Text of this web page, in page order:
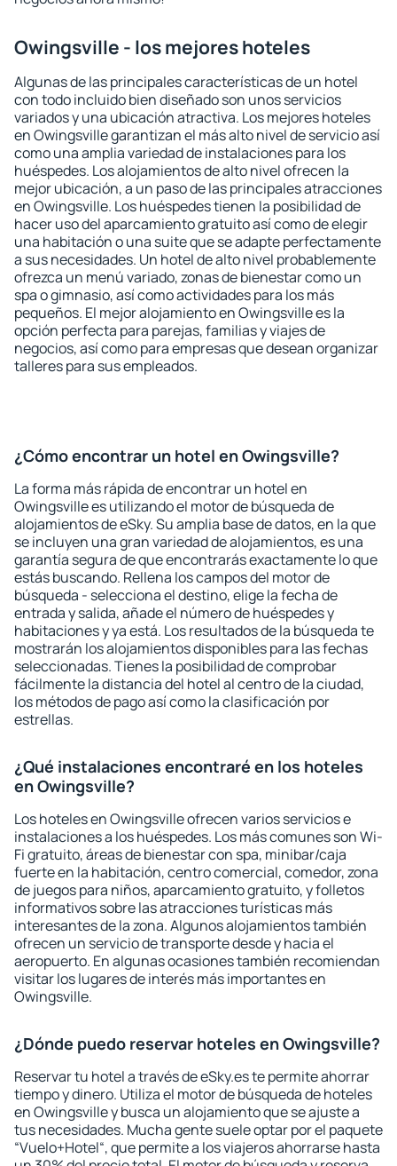
Owingsville - los mejores hoteles
Algunas de las principales características de un hotel
con todo incluido bien diseñado son unos servicios
variados y una ubicación atractiva. Los mejores hoteles
en Owingsville garantizan el más alto nivel de servicio así
como una amplia variedad de instalaciones para los
huéspedes. Los alojamientos de alto nivel ofrecen la
mejor ubicación, a un paso de las principales atracciones
en Owingsville. Los huéspedes tienen la posibilidad de
hacer uso del aparcamiento gratuito así como de elegir
una habitación o una suite que se adapte perfectamente
a sus necesidades. Un hotel de alto nivel probablemente
ofrezca un menú variado, zonas de bienestar como un
spa o gimnasio, así como actividades para los más
pequeños. El mejor alojamiento en Owingsville es la
opción perfecta para parejas, familias y viajes de
negocios, así como para empresas que desean organizar
talleres para sus empleados.
¿Cómo encontrar un hotel en Owingsville?
La forma más rápida de encontrar un hotel en
Owingsville es utilizando el motor de búsqueda de
alojamientos de eSky. Su amplia base de datos, en la que
se incluyen una gran variedad de alojamientos, es una
garantía segura de que encontrarás exactamente lo que
estás buscando. Rellena los campos del motor de
búsqueda - selecciona el destino, elige la fecha de
entrada y salida, añade el número de huéspedes y
habitaciones y ya está. Los resultados de la búsqueda te
mostrarán los alojamientos disponibles para las fechas
seleccionadas. Tienes la posibilidad de comprobar
fácilmente la distancia del hotel al centro de la ciudad,
los métodos de pago así como la clasificación por
estrellas.
¿Qué instalaciones encontraré en los hoteles
en Owingsville?
Los hoteles en Owingsville ofrecen varios servicios e
instalaciones a los huéspedes. Los más comunes son Wi-
Fi gratuito, áreas de bienestar con spa, minibar/caja
fuerte en la habitación, centro comercial, comedor, zona
de juegos para niños, aparcamiento gratuito, y folletos
informativos sobre las atracciones turísticas más
interesantes de la zona. Algunos alojamientos también
ofrecen un servicio de transporte desde y hacia el
aeropuerto. En algunas ocasiones también recomiendan
visitar los lugares de interés más importantes en
Owingsville.
¿Dónde puedo reservar hoteles en Owingsville?
Reservar tu hotel a través de eSky.es te permite ahorrar
tiempo y dinero. Utiliza el motor de búsqueda de hoteles
en Owingsville y busca un alojamiento que se ajuste a
tus necesidades. Mucha gente suele optar por el paquete
“Vuelo+Hotel“, que permite a los viajeros ahorrarse hasta